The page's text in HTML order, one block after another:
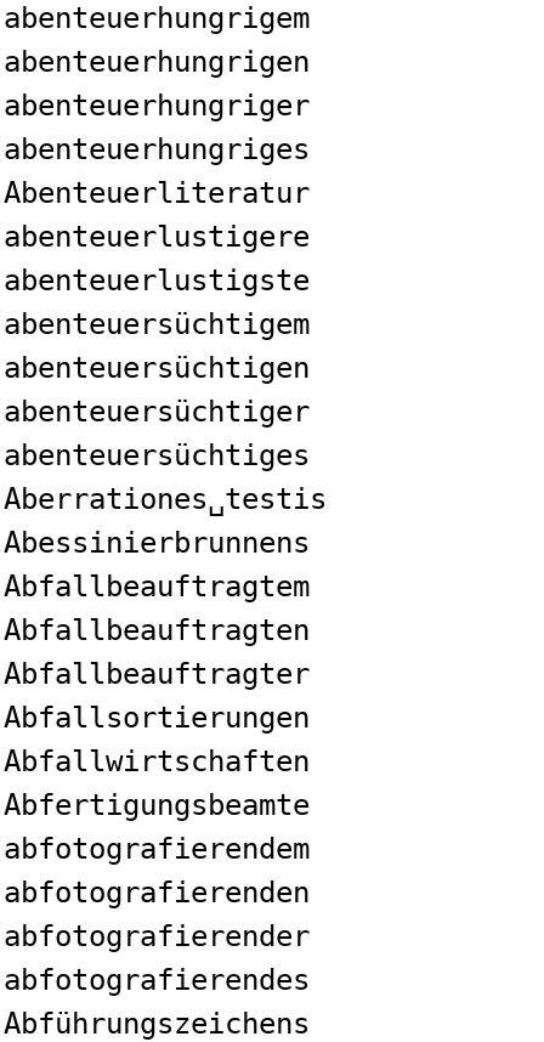
abenteuerhungrigem
abenteuerhungrigen
abenteuerhungriger
abenteuerhungriges
Abenteuerliteratur
abenteuerlustigere
abenteuerlustigste
abenteuersüchtigem
abenteuersüchtigen
abenteuersüchtiger
abenteuersüchtiges
Aberrationes␣testis
Abessinierbrunnens
Abfallbeauftragtem
Abfallbeauftragten
Abfallbeauftragter
Abfallsortierungen
Abfallwirtschaften
Abfertigungsbeamte
abfotografierendem
abfotografierenden
abfotografierender
abfotografierendes
Abführungszeichens